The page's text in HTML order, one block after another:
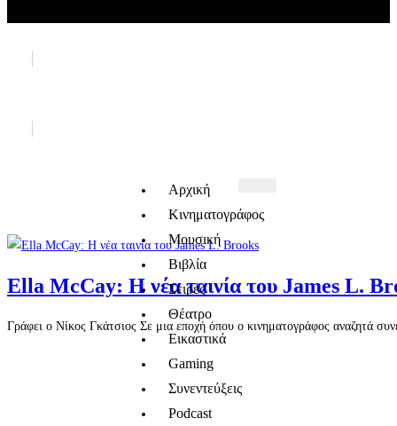
Αρχική
Κινηματογράφος
Μουσική
Βιβλία
Σειρές
Θέατρο
Εικαστικά
Gaming
Συνεντεύξεις
Podcast
Ella McCay: Η νέα ταινία του James L.
Γράφει ο Νίκος Γκάτσιος Σε μια εποχή όπου ο κινηματογράφος αναζητά